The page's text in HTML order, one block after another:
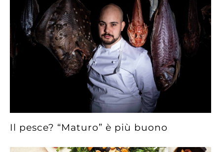
Il pesce? “Maturo” è più buono